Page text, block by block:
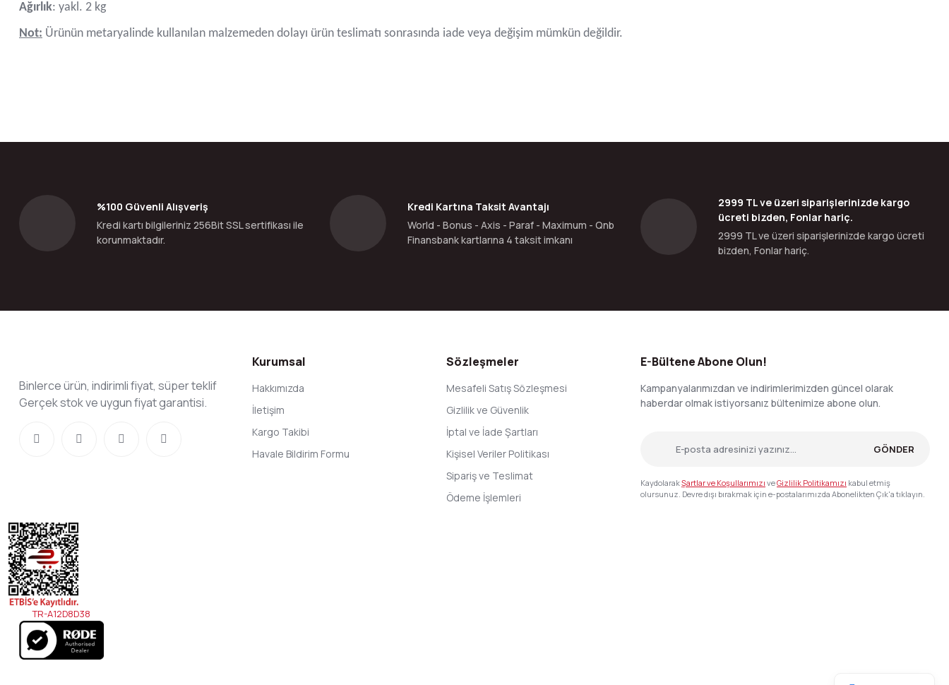
Ağırlık: yakl. 2 kg
Not: Ürünün metaryalinde kullanılan malzemeden dolayı ürün teslimatı sonrasında iade veya değişim mümkün değildir.
Ürün fiyatı diğer sitelerden daha pahalı.
Bu ürüne benzer farklı alternatifler olmalı.
%100 Güvenli Alışveriş
Kredi kartı bilgileriniz 256Bit SSL sertifikası ile
korunmaktadır.
Kredi Kartına Taksit Avantajı
World - Bonus - Axis - Paraf - Maximum - Qnb
Finansbank kartlarına 4 taksit imkanı
2999 TL ve üzeri siparişlerinizde kargo
ücreti bizden, Fonlar hariç.
2999 TL ve üzeri siparişlerinizde kargo ücreti
bizden, Fonlar hariç.
Binlerce ürün, indirimli fiyat, süper teklif
Gerçek stok ve uygun fiyat garantisi.
Kurumsal
Hakkımızda
İletişim
Kargo Takibi
Havale Bildirim Formu
Sözleşmeler
Mesafeli Satış Sözleşmesi
Gizlilik ve Güvenlik
İptal ve İade Şartları
Kişisel Veriler Politikası
Sipariş ve Teslimat
Ödeme İşlemleri
E-Bültene Abone Olun!
Kampanyalarımızdan ve indirimlerimizden güncel olarak
haberdar olmak istiyorsanız bültenimize abone olun.
GÖNDER
KaydolarakŞartlar ve Koşullarımızı veGizlilik Politikamızı kabul etmiş
olursunuz. Devre dışı bırakmak için e-postalarımızda Abonelikten Çık'a tıklayın.
TR-A12D8D38